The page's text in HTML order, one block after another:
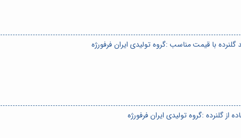
گلنرده با قیمت مناسب :گروه تولیدی ایران فرفورژه
از گلنرده :گروه تولیدی ایران فرفورژه